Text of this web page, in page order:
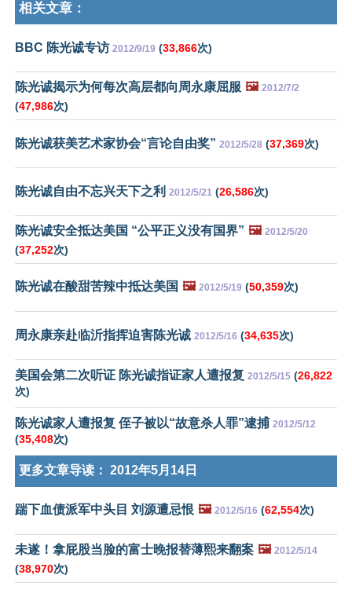
相关文章：
BBC 陈光诚专访 2012/9/19 (33,866次)
陈光诚揭示为何每次高层都向周永康屈服 🖼️ 2012/7/2
(47,986次)
陈光诚获美艺术家协会“言论自由奖” 2012/5/28 (37,369次)
陈光诚自由不忘兴天下之利 2012/5/21 (26,586次)
陈光诚安全抵达美国 “公平正义没有国界” 🖼️ 2012/5/20
(37,252次)
陈光诚在酸甜苦辣中抵达美国 🖼️ 2012/5/19 (50,359次)
周永康亲赴临沂指挥迫害陈光诚 2012/5/16 (34,635次)
美国会第二次听证 陈光诚指证家人遭报复 2012/5/15 (26,822
次)
陈光诚家人遭报复 侄子被以“故意杀人罪”逮捕 2012/5/12
(35,408次)
更多文章导读： 2012年5月14日
踹下血债派军中头目 刘源遭忌恨 🖼️ 2012/5/16 (62,554次)
未遂！拿屁股当脸的富士晚报替薄熙来翻案 🖼️ 2012/5/14
(38,970次)